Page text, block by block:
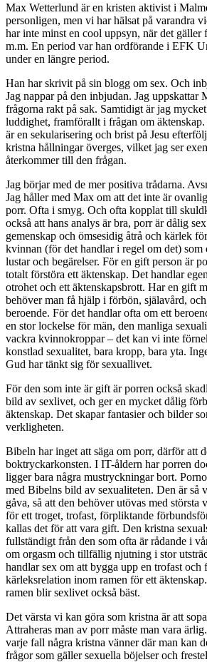
Max Wetterlund är en kristen aktivist i
personligen, men vi har hälsat på varandra
har inte minst en cool uppsyn, när det gäller
m.m. En period var han ordförande i EFK
under en längre period.
Han har skrivit på sin blogg om sex. Och
Jag nappar på den inbjudan. Jag uppskattar
frågorna rakt på sak. Samtidigt är jag
luddighet, framförallt i frågan om äktenskap.
är en sekularisering och brist på Jesu
kristna hållningar överges, vilket jag ser
återkommer till den frågan.
Jag börjar med de mer positiva trådarna.
Jag håller med Max om att det inte är
porr. Ofta i smyg. Och ofta kopplat till
också att hans analys är bra, porr är dålig
gemenskap och ömsesidig åtrå och kärlek
kvinnan (för det handlar i regel om det) som
lustar och begärelser. För en gift person är
totalt förstöra ett äktenskap. Det handlar
otrohet och ett äktenskapsbrott. Har en gift
behöver man få hjälp i förbön, själavård,
beroende. För det handlar ofta om ett
en stor lockelse för män, den manliga
vackra kvinnokroppar – det kan vi inte
konstlad sexualitet, bara kropp, bara yta.
Gud har tänkt sig för sexuallivet.
För den som inte är gift är porren också
bild av sexlivet, och ger en mycket dålig
äktenskap. Det skapar fantasier och bilder
verkligheten.
Bibeln har inget att säga om porr, därför att
boktryckarkonsten. I IT-åldern har porren
ligger bara några mustryckningar bort.
med Bibelns bild av sexualiteten. Den är så
gåva, så att den behöver utövas med största
för ett troget, trofast, förpliktande
kallas det för att vara gift. Den kristna
fullständigt från den som ofta är rådande i
om orgasm och tillfällig njutning i stor
handlar sex om att bygga upp en trofast och
kärleksrelation inom ramen för ett
ramen blir sexlivet också bäst.
Det värsta vi kan göra som kristna är att
Attraheras man av porr måste man vara
varje fall några kristna vänner där man kan
frågor som gäller sexuella böjelser och